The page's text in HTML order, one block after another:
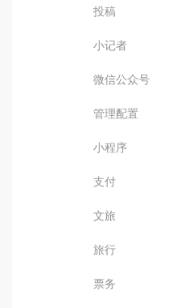
投稿
小记者
微信公众号
管理配置
小程序
支付
文旅
旅行
票务